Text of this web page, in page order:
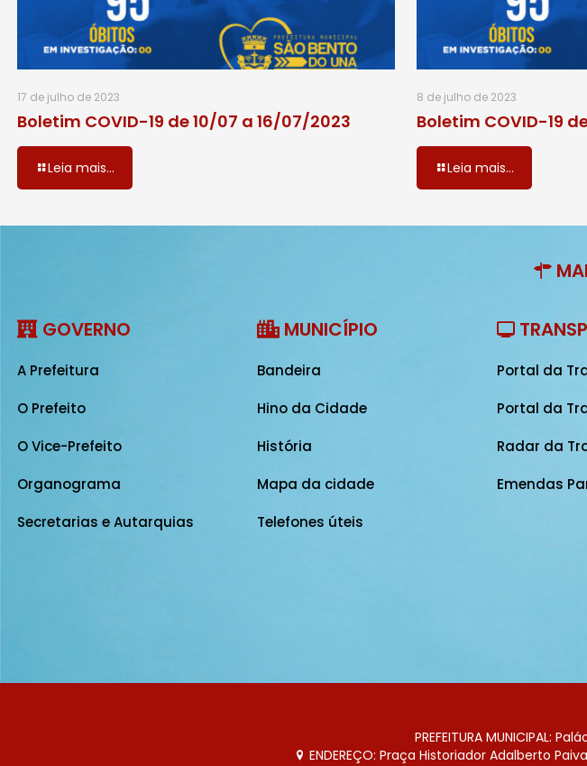
17 de julho de 2023
Boletim COVID-19 de 10/07 a 16/07/2023
Leia mais...
8 de julho de 2023
Boletim COVID-19
Leia mais...
GOVERNO
A Prefeitura
O Prefeito
O Vice-Prefeito
Organograma
Secretarias e Autarquias
MUNICÍPIO
Bandeira
Hino da Cidade
História
Mapa da cidade
Telefones úteis
Portal da
Portal da
Radar da
Emendas
PREFEITURA MUNICIPAL:
ENDEREÇO: Praça Historiador Adalberto